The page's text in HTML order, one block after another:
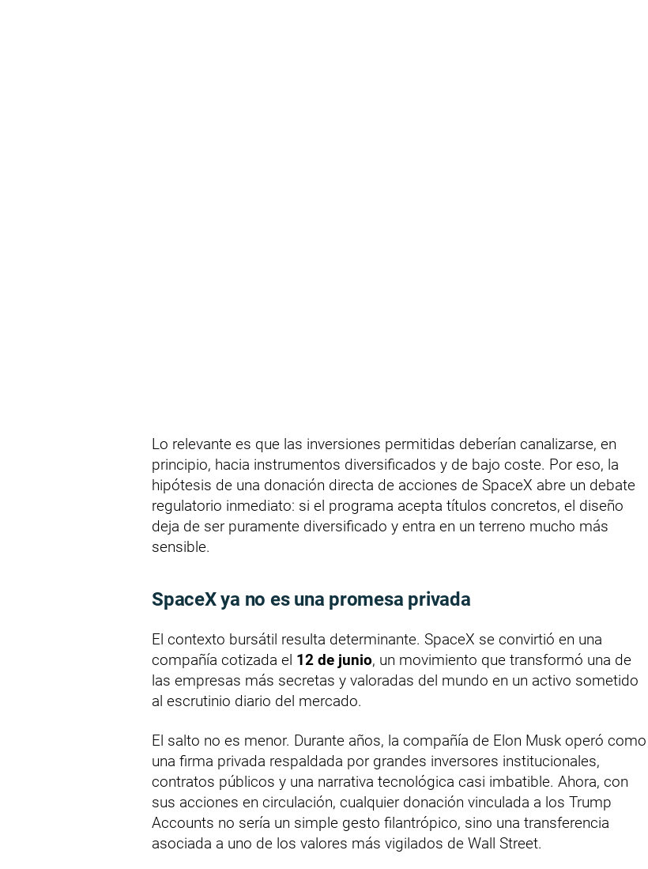
Lo relevante es que las inversiones permitidas deberían canalizarse, en
principio, hacia instrumentos diversificados y de bajo coste. Por eso, la
hipótesis de una donación directa de acciones de SpaceX abre un debate
regulatorio inmediato: si el programa acepta títulos concretos, el diseño
deja de ser puramente diversificado y entra en un terreno mucho más
sensible.
SpaceX ya no es una promesa privada
El contexto bursátil resulta determinante. SpaceX se convirtió en una
compañía cotizada el 12 de junio, un movimiento que transformó una de
las empresas más secretas y valoradas del mundo en un activo sometido
al escrutinio diario del mercado.
El salto no es menor. Durante años, la compañía de Elon Musk operó como
una firma privada respaldada por grandes inversores institucionales,
contratos públicos y una narrativa tecnológica casi imbatible. Ahora, con
sus acciones en circulación, cualquier donación vinculada a los Trump
Accounts no sería un simple gesto filantrópico, sino una transferencia
asociada a uno de los valores más vigilados de Wall Street.